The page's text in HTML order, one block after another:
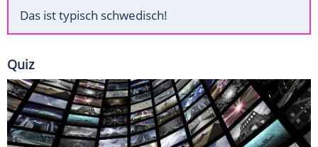
Das ist typisch schwedisch!
Quiz